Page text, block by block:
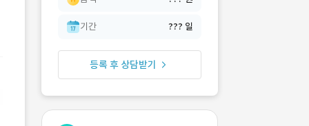
기간 ??? 일
등록 후 상담받기